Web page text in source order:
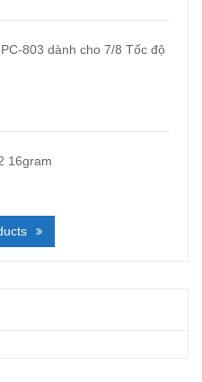
803 dành cho 7/8 Tốc độ
16gram